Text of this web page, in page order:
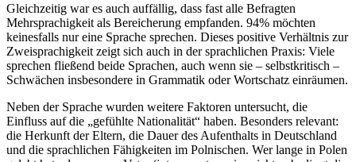
Gleichzeitig war es auch auffällig, dass fast alle Befragten
Mehrsprachigkeit als Bereicherung empfanden. 94% möchten
keinesfalls nur eine Sprache sprechen. Dieses positive Verhältnis zur
Zweisprachigkeit zeigt sich auch in der sprachlichen Praxis: Viele
sprechen fließend beide Sprachen, auch wenn sie – selbstkritisch –
Schwächen insbesondere in Grammatik oder Wortschatz einräumen.
Neben der Sprache wurden weitere Faktoren untersucht, die
Einfluss auf die „gefühlte Nationalität“ haben. Besonders relevant:
die Herkunft der Eltern, die Dauer des Aufenthalts in Deutschland
und die sprachlichen Fähigkeiten im Polnischen. Wer lange in Polen